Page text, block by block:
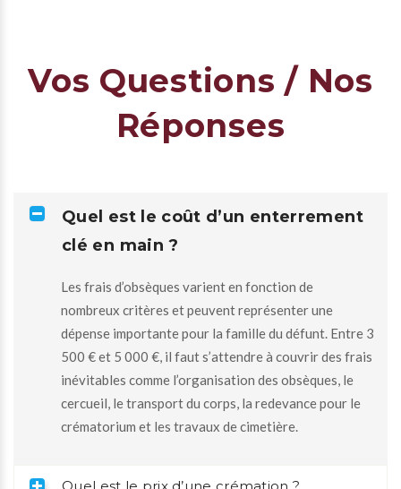
Vos Questions / Nos
Réponses
Quel est le coût d’un enterrement
clé en main ?
Les frais d’obsèques varient en fonction de
nombreux critères et peuvent représenter une
dépense importante pour la famille du défunt. Entre 3
500 € et 5 000 €, il faut s’attendre à couvrir des frais
inévitables comme l’organisation des obsèques, le
cercueil, le transport du corps, la redevance pour le
crématorium et les travaux de cimetière.